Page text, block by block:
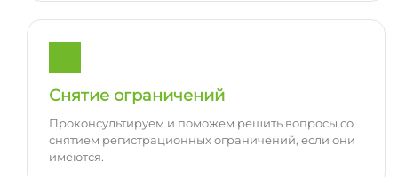
Снятие ограничений
Проконсультируем и поможем решить вопросы со
снятием регистрационных ограничений, если они
имеются.